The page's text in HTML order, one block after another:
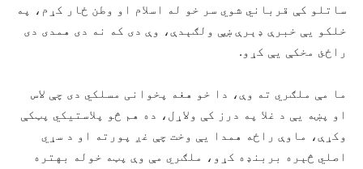
ساتلو کې قرباني شوي سر خو له اسلام او وطن ځار کړم، په
خلکو یې خبرې ډېرې ښې ولګېدې، وې دی که نه دی همدی دی
راځئ مخکې یې کړو.
ما مې ملګري ته وې، دا خو هغه پخوانی مسلکي دی چې لاس
او پښه یې د غلا په درز کې ولاړل، ده هم څو پلاستیکي پټکې
وکړې، ماوې راځه همدا یې وخت چې غږ پورته او د سړي
اصلي څېره بربنډه کړو، ملګري مې وې پټه خوله بهتره